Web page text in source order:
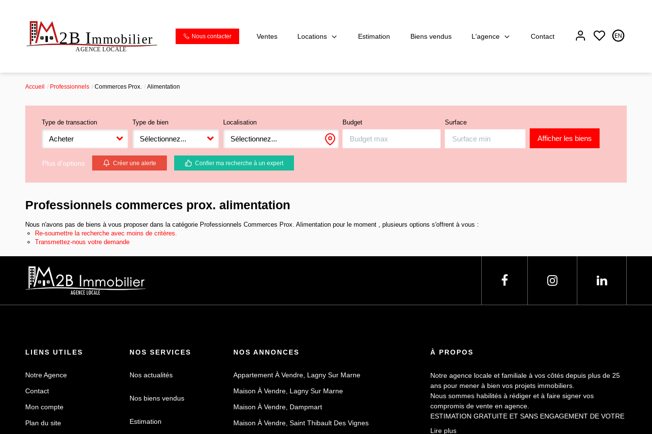
Nous contacter Ventes Locations Estimation Biens vendus L'agence Contact
Accueil Professionnels Commerces Prox. Alimentation
Type de transaction
Acheter
Type de bien
Sélectionnez...
Localisation
Sélectionnez...
Budget Surface
Plus d'options Créer une alerte Confier ma recherche à un expert
Professionnels commerces prox. alimentation
Nous n'avons pas de biens à vous proposer dans la catégorie Professionnels Commerces Prox. Alimentation pour le moment , plusieurs options s'offrent à vous :
Re-soumettre la recherche avec moins de critères.
Transmettez-nous votre demande
LIENS UTILES
Notre Agence
Contact
Mon compte
Plan du site
NOS SERVICES
Nos actualités
Nos biens vendus
Estimation
NOS ANNONCES
Appartement À Vendre, Lagny Sur Marne
Maison À Vendre, Lagny Sur Marne
Maison À Vendre, Dampmart
Maison À Vendre, Saint Thibault Des Vignes
À PROPOS
Notre agence locale et familiale à vos côtés depuis plus de 25
ans pour mener à bien vos projets immobiliers.
Nous sommes habilités à rédiger et à faire signer vos
compromis de vente en agence.
ESTIMATION GRATUITE ET SANS ENGAGEMENT DE VOTRE
Lire plus